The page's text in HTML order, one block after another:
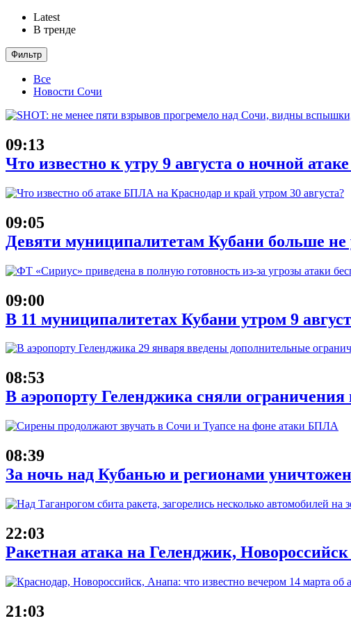
Latest
В тренде
Фильтр
Все
Новости Сочи
09:13
Что известно к утру 9 августа о ночной
09:05
Девяти муниципалитетам Кубани больше
09:00
В 11 муниципалитетах Кубани утром 9
08:53
В аэропорту Геленджика сняли ограничения
08:39
За ночь над Кубанью и регионами
22:03
Ракетная атака на Геленджик,
21:03